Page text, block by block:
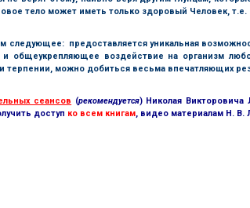
тело может иметь только здоровый Человек,
предоставляется уникальная
общеукрепляющее воздействие на организм
можно добиться весьма впечатляющих
сеансов (рекомендуется) Николая Викторовича
доступ ко всем книгам, видео материалам Н. В.